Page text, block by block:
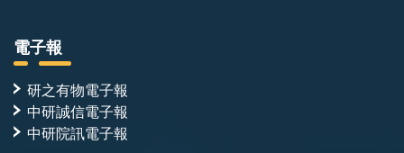
電子報
研之有物電子報
中研誠信電子報
中研院訊電子報